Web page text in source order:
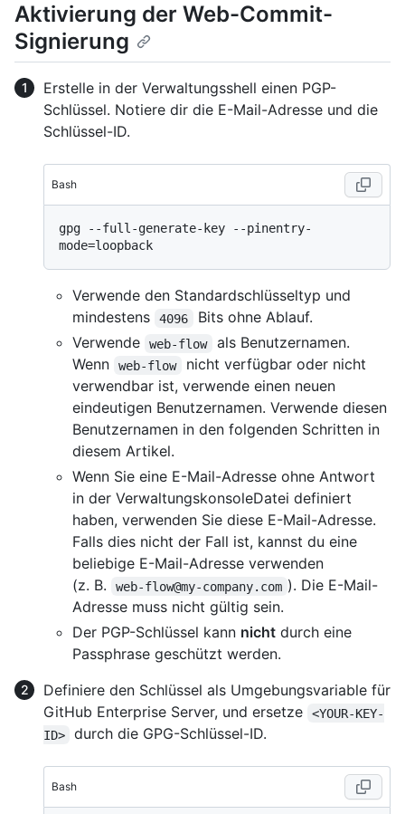
Aktivierung der Web-Commit-
Signierung
Erstelle in der Verwaltungsshell einen PGP-
Schlüssel. Notiere dir die E-Mail-Adresse und die
Schlüssel-ID.
Bash
gpg --full-generate-key --pinentry-
Verwende den Standardschlüsseltyp und
mindestens
4096
Bits ohne Ablauf.
Verwende
web-flow
als Benutzernamen.
Wenn
web-flow
nicht verfügbar oder nicht
verwendbar ist, verwende einen neuen
eindeutigen Benutzernamen. Verwende diesen
Benutzernamen in den folgenden Schritten in
diesem Artikel.
Wenn Sie eine E-Mail-Adresse ohne Antwort
in der VerwaltungskonsoleDatei definiert
haben, verwenden Sie diese E-Mail-Adresse.
Falls dies nicht der Fall ist, kannst du eine
beliebige E-Mail-Adresse verwenden
(z. B.
web-flow@my-company.com ). Die E-Mail-
Adresse muss nicht gültig sein.
Der PGP-Schlüssel kann nicht durch eine
Passphrase geschützt werden.
Definiere den Schlüssel als Umgebungsvariable für
GitHub Enterprise Server, und ersetze
<YOUR-KEY-
ID>
durch die GPG-Schlüssel-ID.
Bash